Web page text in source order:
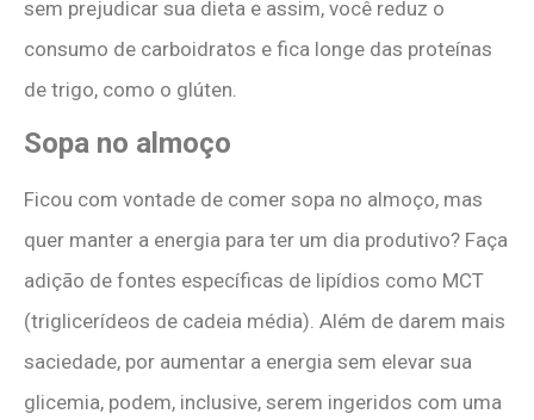
sem prejudicar sua dieta e assim, você reduz o
consumo de carboidratos e fica longe das proteínas
de trigo, como o glúten.
Sopa no almoço
Ficou com vontade de comer sopa no almoço, mas
quer manter a energia para ter um dia produtivo? Faça
adição de fontes específicas de lipídios como MCT
(triglicerídeos de cadeia média). Além de darem mais
saciedade, por aumentar a energia sem elevar sua
glicemia, podem, inclusive, serem ingeridos com uma